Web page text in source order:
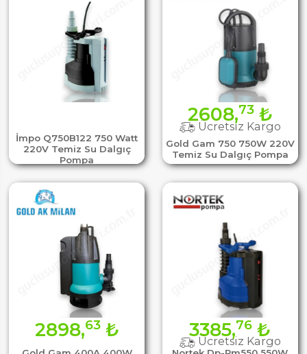
İmpo Q750B122 750 Watt
220V Temiz Su Dalgıç
Pompa
Gold Gam 750 750W 220V
Temiz Su Dalgıç Pompa
2608,73₺
Ücretsiz Kargo
2898,63₺ 3385,76 ₺
Ücretsiz Kargo